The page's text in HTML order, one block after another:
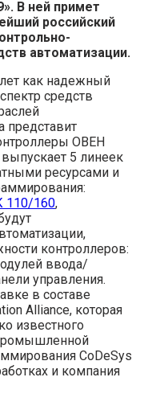
В ней примет
российский
автоматизации.
как надежный
средств
представит
ОВЕН
5 линеек
ресурсами и
110/160,
контроллеров:
ввода/
управления.
в составе
Alliance, которая
известного
CoDeSys
и компания